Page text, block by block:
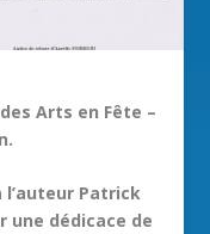
Arts en Fête –
l’auteur Patrick
une dédicace de